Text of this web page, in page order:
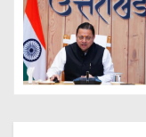
g
a
t